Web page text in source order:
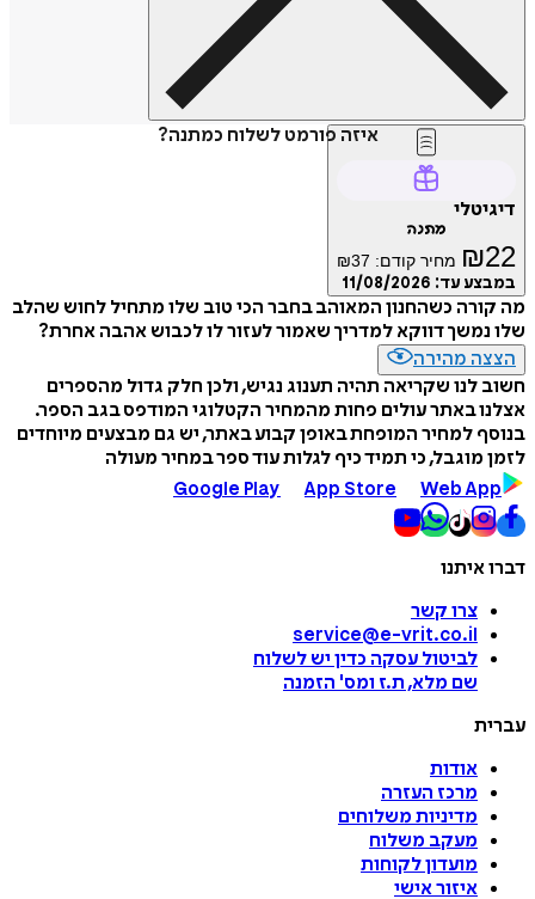
איזה פורמט לשלוח כמתנה?
דיגיטלי
מתנה
₪22 מחיר קודם: ₪37
במבצע עד: 11/08/2026
מה קורה כשהחנון המאוהב בחבר הכי טוב שלו מתחיל לחוש שהלב
שלו נמשך דווקא למדריך שאמור לעזור לו לכבוש אהבה אחרת?
הצצה מהירה
חשוב לנו שקריאה תהיה תענוג נגיש, ולכן חלק גדול מהספרים
אצלנו באתר עולים פחות מהמחיר הקטלוגי המודפס בגב הספר.
בנוסף למחיר המופחת באופן קבוע באתר, יש גם מבצעים מיוחדים
לזמן מוגבל, כי תמיד כיף לגלות עוד ספר במחיר מעולה
Google Play
App Store Web App
דברו איתנו
צרו קשר
service@e-vrit.co.il
לביטול עסקה כדין יש לשלוח
שם מלא, ת.ז ומס' הזמנה
עברית
אודות
מרכז העזרה
מדיניות משלוחים
מעקב משלוח
מועדון לקוחות
איזור אישי